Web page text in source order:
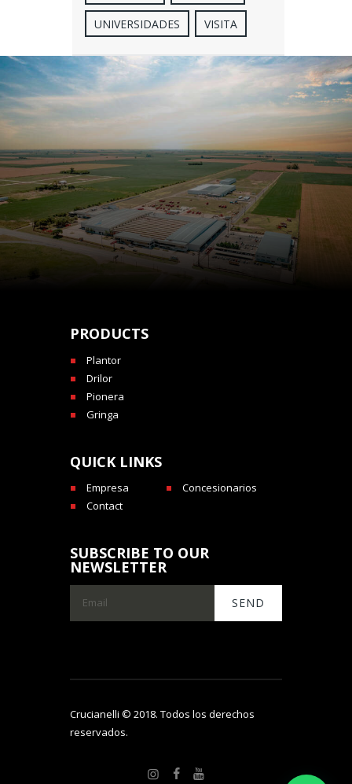
UNIVERSIDADES VISITA
PRODUCTS
Plantor
Drilor
Pionera
Gringa
QUICK LINKS
Empresa
Concesionarios
Contact
SUBSCRIBE TO OUR
NEWSLETTER
Crucianelli © 2018. Todos los derechos
reservados.